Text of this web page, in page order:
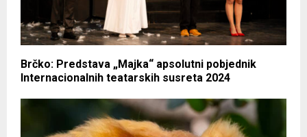
Brčko: Predstava „Majka“ apsolutni pobjednik
Internacionalnih teatarskih susreta 2024